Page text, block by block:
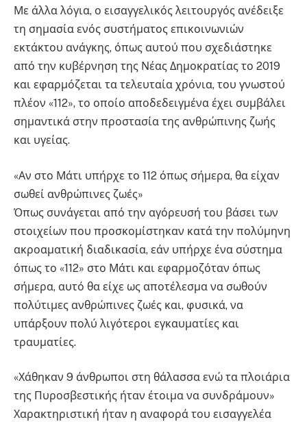
Με άλλα λόγια, ο εισαγγελικός λειτουργός ανέδειξε
τη σημασία ενός συστήματος επικοινωνιών
εκτάκτου ανάγκης, όπως αυτού που σχεδιάστηκε
από την κυβέρνηση της Νέας Δημοκρατίας το 2019
και εφαρμόζεται τα τελευταία χρόνια, του γνωστού
πλέον «112», το οποίο αποδεδειγμένα έχει συμβάλει
σημαντικά στην προστασία της ανθρώπινης ζωής
και υγείας.
«Αν στο Μάτι υπήρχε το 112 όπως σήμερα, θα είχαν
σωθεί ανθρώπινες ζωές»
Όπως συνάγεται από την αγόρευσή του βάσει των
στοιχείων που προσκομίστηκαν κατά την πολύμηνη
ακροαματική διαδικασία, εάν υπήρχε ένα σύστημα
όπως το «112» στο Μάτι και εφαρμοζόταν όπως
σήμερα, αυτό θα είχε ως αποτέλεσμα να σωθούν
πολύτιμες ανθρώπινες ζωές και, φυσικά, να
υπάρξουν πολύ λιγότεροι εγκαυματίες και
τραυματίες.
«Χάθηκαν 9 άνθρωποι στη θάλασσα ενώ τα πλοιάρια
της Πυροσβεστικής ήταν έτοιμα να συνδράμουν»
Χαρακτηριστική ήταν η αναφορά του εισαγγελέα